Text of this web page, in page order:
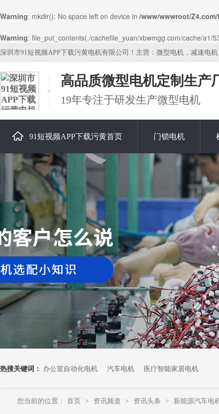
Warning: mkdir(): No space left on device in /www/wwwroot/
Warning: file_put_contents(./cachefile_yuan/xbwmgg.com/cache/
深圳市91短视频APP下载污黄电机有限公司！主营：微型电机，减速电
高品质微型电机定制生产
19年专注于研发生产微型电机
91短视频APP下载污黄首页 门锁电机
关于91短视频APP下载污黄
热搜关键词： 办公室自动化电机 汽车电机 医疗智能家居电机
您当前的位置： 首页 > 资讯频道 > 资讯头条 > 新能源汽车电